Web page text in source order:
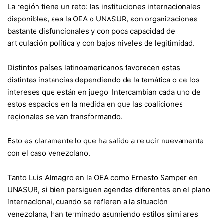
La región tiene un reto: las instituciones internacionales
disponibles, sea la OEA o UNASUR, son organizaciones
bastante disfuncionales y con poca capacidad de
articulación política y con bajos niveles de legitimidad.
Distintos países latinoamericanos favorecen estas
distintas instancias dependiendo de la temática o de los
intereses que están en juego. Intercambian cada uno de
estos espacios en la medida en que las coaliciones
regionales se van transformando.
Esto es claramente lo que ha salido a relucir nuevamente
con el caso venezolano.
Tanto Luis Almagro en la OEA como Ernesto Samper en
UNASUR, si bien persiguen agendas diferentes en el plano
internacional, cuando se refieren a la situación
venezolana, han terminado asumiendo estilos similares